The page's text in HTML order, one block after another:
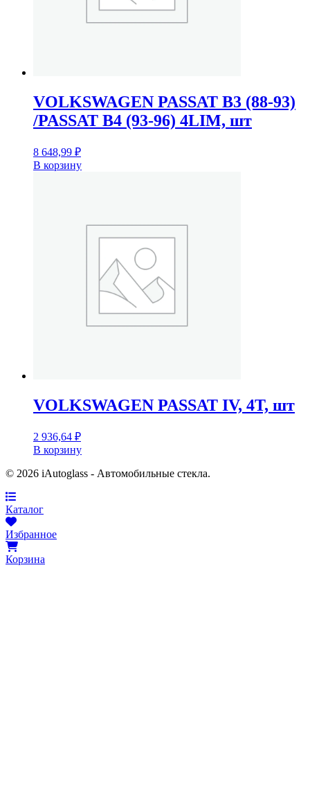
VOLKSWAGEN PASSAT B3 (88-93)
/PASSAT B4 (93-96) 4LIM, шт
8 648,99 ₽
В корзину
VOLKSWAGEN PASSAT IV, 4T, шт
2 936,64 ₽
В корзину
© 2026 iAutoglass - Автомобильные стекла.
Каталог
Избранное
Корзина